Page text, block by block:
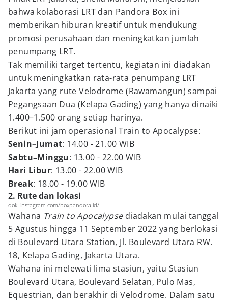
bahwa kolaborasi LRT dan Pandora Box ini
memberikan hiburan kreatif untuk mendukung
promosi perusahaan dan meningkatkan jumlah
penumpang LRT.
Tak memiliki target tertentu, kegiatan ini diadakan
untuk meningkatkan rata-rata penumpang LRT
Jakarta yang rute Velodrome (Rawamangun) sampai
Pegangsaan Dua (Kelapa Gading) yang hanya dinaiki
1.400–1.500 orang setiap harinya.
Berikut ini jam operasional Train to Apocalypse:
Senin–Jumat: 14.00 - 21.00 WIB
Sabtu–Minggu: 13.00 - 22.00 WIB
Hari Libur: 13.00 - 22.00 WIB
Break: 18.00 - 19.00 WIB
2. Rute dan lokasi
dok. instagram.com/boxpandora.id/
Wahana Train to Apocalypsediadakan mulai tanggal
5 Agustus hingga 11 September 2022 yang berlokasi
di Boulevard Utara Station, Jl. Boulevard Utara RW.
18, Kelapa Gading, Jakarta Utara.
Wahana ini melewati lima stasiun, yaitu Stasiun
Boulevard Utara, Boulevard Selatan, Pulo Mas,
Equestrian, dan berakhir di Velodrome. Dalam satu